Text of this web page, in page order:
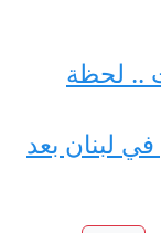
.. لحظة
لبنان بعد